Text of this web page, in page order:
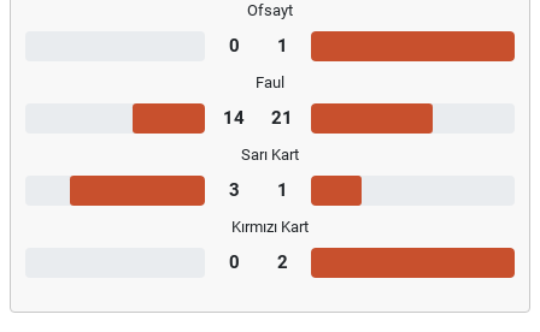
Ofsayt
0 1
Faul
14 21
Sarı Kart
3 1
Kırmızı Kart
0 2